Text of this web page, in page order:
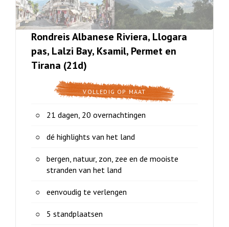
Rondreis Albanese Riviera, Llogara
pas, Lalzi Bay, Ksamil, Permet en
Tirana (21d)
VOLLEDIG OP MAAT
21 dagen, 20 overnachtingen
dé highlights van het land
bergen, natuur, zon, zee en de mooiste
stranden van het land
eenvoudig te verlengen
5 standplaatsen